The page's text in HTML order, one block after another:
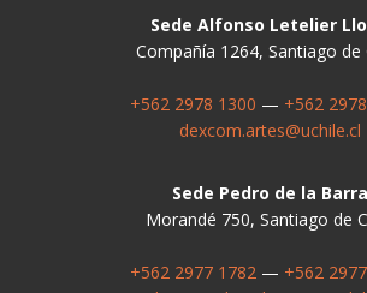
Sede Alfonso Letelier
Compañía 1264, Santiago de
+562 2978 1300 — +562
dexcom.artes@uchile.cl
Sede Pedro de la Barra
Morandé 750, Santiago de
+562 2977 1782 — +562